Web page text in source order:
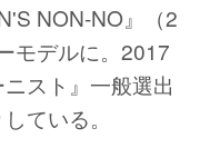
NON-NO』（2
モデルに。2017
スト』一般選出
ている。